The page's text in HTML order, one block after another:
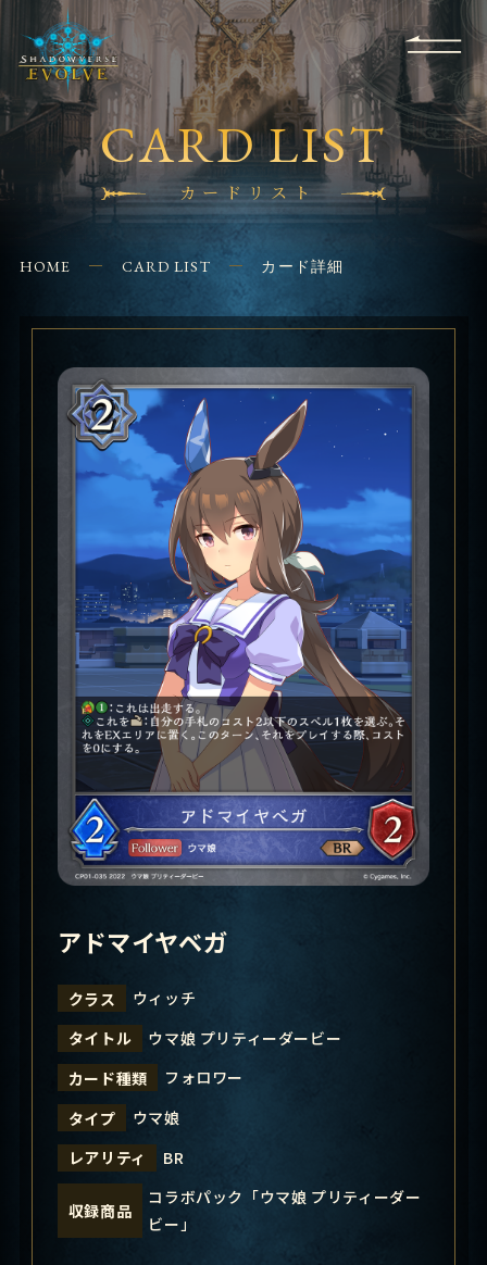
Q&A
EVENT SHOPS
FOR
BEGINNERS
APPLICATION
CONTACT
CARD LIST
カードリスト
HOME CARD LIST カード詳細
アドマイヤベガ
クラス
ウィッチ
タイトル
ウマ娘 プリティーダービー
カード種類
フォロワー
タイプ
ウマ娘
レアリティ
BR
収録商品
コラボパック「ウマ娘 プリティーダー
ビー」